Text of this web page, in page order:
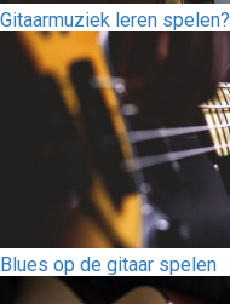
Gitaarmuziek leren spelen?
Blues op de gitaar spelen